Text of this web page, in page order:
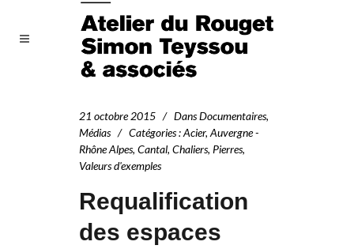
21 octobre 2015 DansDocumentaires,
Médias
Catégories:Acier, Auvergne -
Rhône Alpes, Cantal, Chaliers, Pierres,
Valeurs d'exemples
Requalification
des espaces